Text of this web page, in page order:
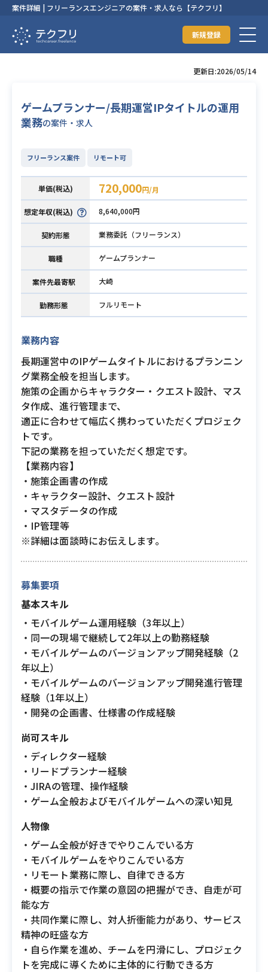
案件詳細 | フリーランスエンジニアの案件・求人なら【テクフリ】
新規登録
更新日:2026/05/14
ゲームプランナー/長期運営IPタイトルの運用
業務の案件・求人
フリーランス案件 リモート可
単価(税込) 720,000円/月
想定年収(税込) 8,640,000円
契約形態 業務委託（フリーランス）
職種 ゲームプランナー
案件先最寄駅 大崎
勤務形態 フルリモート
業務内容
長期運営中のIPゲームタイトルにおけるプランニン
グ業務全般を担当します。
施策の企画からキャラクター・クエスト設計、マス
タ作成、進行管理まで、
適正に合わせて幅広く携わっていただくプロジェク
トです。
下記の業務を担っていただく想定です。
【業務内容】
・施策企画書の作成
・キャラクター設計、クエスト設計
・マスタデータの作成
・IP管理等
※詳細は面談時にお伝えします。
募集要項
基本スキル
・モバイルゲーム運用経験（3年以上）
・同一の現場で継続して2年以上の勤務経験
・モバイルゲームのバージョンアップ開発経験（2
年以上）
・モバイルゲームのバージョンアップ開発進行管理
経験（1年以上）
・開発の企画書、仕様書の作成経験
尚可スキル
・ディレクター経験
・リードプランナー経験
・JIRAの管理、操作経験
・ゲーム全般およびモバイルゲームへの深い知見
人物像
・ゲーム全般が好きでやりこんでいる方
・モバイルゲームをやりこんでいる方
・リモート業務に際し、自律できる方
・概要の指示で作業の意図の把握ができ、自走が可
能な方
・共同作業に際し、対人折衝能力があり、サービス
精神の旺盛な方
・自ら作業を進め、チームを円滑にし、プロジェク
トを完成に導くために主体的に行動できる方